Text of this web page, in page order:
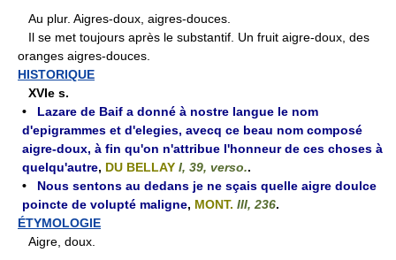
Au plur. Aigres-doux, aigres-douces.
Il se met toujours après le substantif. Un fruit aigre-doux, des
oranges aigres-douces.
HISTORIQUE
XVIe s.
• Lazare de Baif a donné à nostre langue le nom
d'epigrammes et d'elegies, avecq ce beau nom composé
aigre-doux, à fin qu'on n'attribue l'honneur de ces choses à
quelqu'autre, DU BELLAY I, 39, verso..
• Nous sentons au dedans je ne sçais quelle aigre doulce
poincte de volupté maligne, MONT. III, 236.
ÉTYMOLOGIE
Aigre, doux.